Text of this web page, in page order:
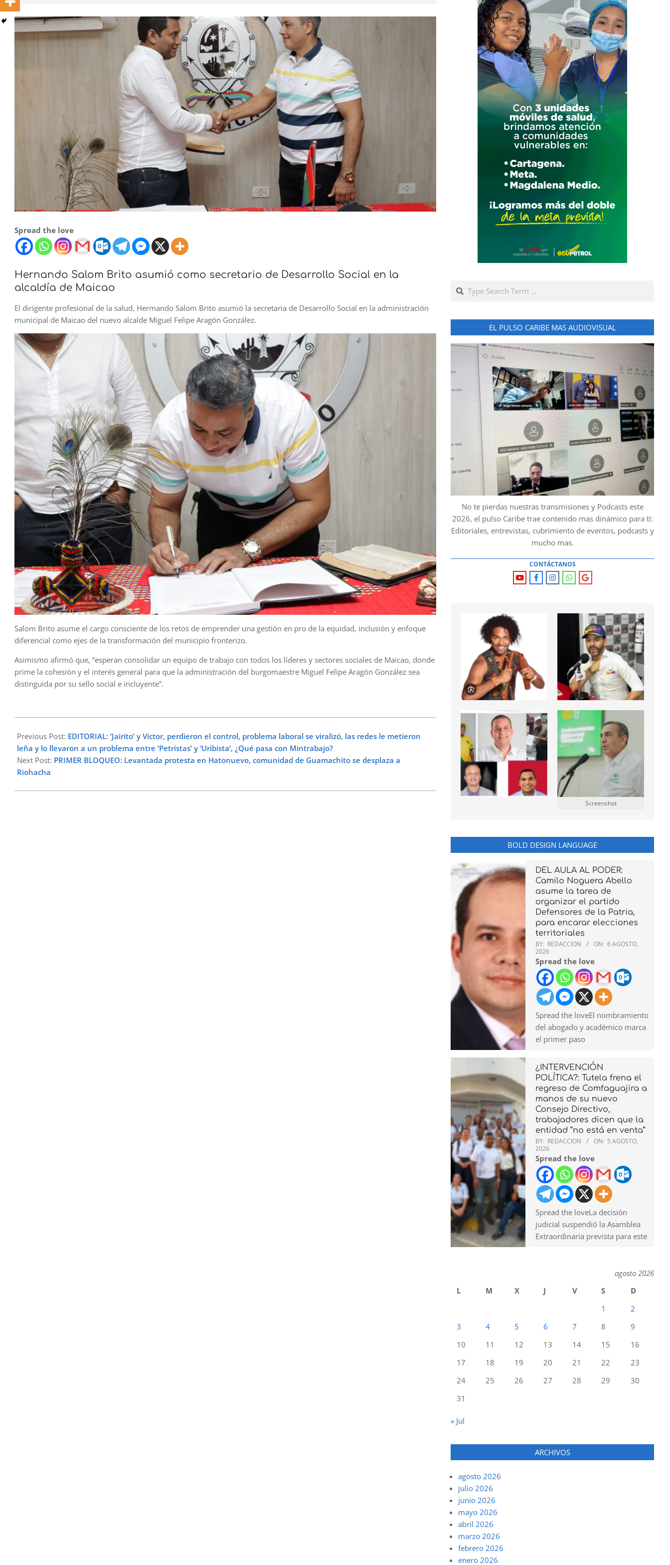
Spread the love
Hernando Salom Brito asumió como secretario de Desarrollo Social en la
alcaldía de Maicao
El dirigente profesional de la salud, Hermando Salom Brito asumió la secretaria de Desarrollo Social en la administración
municipal de Maicao del nuevo alcalde Miguel Felipe Aragón González.
Salom Brito asume el cargo consciente de los retos de emprender una gestión en pro de la equidad, inclusión y enfoque
diferencial como ejes de la transformación del municipio fronterizo.
Asimismo afirmó que, “esperan consolidar un equipo de trabajo con todos los líderes y sectores sociales de Maicao, donde
prime la cohesión y el interés general para que la administración del burgomaestre Miguel Felipe Aragón González sea
distinguida por su sello social e incluyente”.
01-
04
Previous Post: EDITORIAL: ‘Jairito’ y Víctor, perdieron el control, problema laboral se viralizó, las redes le metieron
leña y lo llevaron a un problema entre ‘Petristas’ y ‘Uribista’, ¿Qué pasa con Mintrabajo?
Next Post: PRIMER BLOQUEO: Levantada protesta en Hatonuevo, comunidad de Guamachito se desplaza a
Riohacha
Search
EL PULSO CARIBE MAS AUDIOVISUAL
No te pierdas nuestras transmisiones y Podcasts este
2026, el pulso Caribe trae contenido mas dinámico para ti:
Editoriales, entrevistas, cubrimiento de eventos, podcasts y
mucho mas.
CONTÁCTANOS
Screenshot
BOLD DESIGN LANGUAGE
DEL AULA AL PODER:
Camilo Noguera Abello
asume la tarea de
organizar el partido
Defensores de la Patria,
para encarar elecciones
territoriales
BY: REDACCION ON: 6 AGOSTO,
2026
Spread the love
Spread the loveEl nombramiento
del abogado y académico marca
el primer paso
¿INTERVENCIÓN
POLÍTICA?: Tutela frena el
regreso de Comfaguajira a
manos de su nuevo
Consejo Directivo,
trabajadores dicen que la
entidad “no está en venta”
BY: REDACCION ON: 5 AGOSTO,
2026
Spread the love
Spread the loveLa decisión
judicial suspendió la Asamblea
Extraordinaria prevista para este
agosto 2026
L
M X J V S
D
1
2
3
4 5 6 7 8
9
10
11 12 13 14 15
16
17
18 19 20 21 22
23
24
25 26 27 28 29
30
31
« Jul
ARCHIVOS
agosto 2026
julio 2026
junio 2026
mayo 2026
abril 2026
marzo 2026
febrero 2026
enero 2026